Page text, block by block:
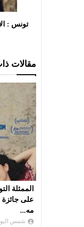
تونس :
مقالات
عرض
مهرجان
بين الذاكر...
شمس اليوم